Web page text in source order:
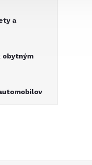
a
obytným